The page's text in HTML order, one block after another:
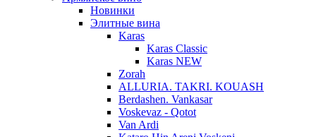
Новинки
Элитные вина
Karas
Karas Classic
Karas NEW
Zorah
ALLURIA. TAKRI. KOUASH
Berdashen. Vankasar
Voskevaz - Qotot
Van Ardi